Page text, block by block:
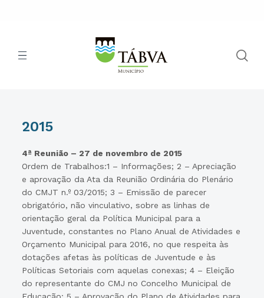
2015
4ª Reunião – 27 de novembro de 2015
Ordem de Trabalhos:1 – Informações; 2 – Apreciação
e aprovação da Ata da Reunião Ordinária do Plenário
do CMJT n.º 03/2015; 3 – Emissão de parecer
obrigatório, não vinculativo, sobre as linhas de
orientação geral da Política Municipal para a
Juventude, constantes no Plano Anual de Atividades e
Orçamento Municipal para 2016, no que respeita às
dotações afetas às políticas de Juventude e às
Políticas Setoriais com aquelas conexas; 4 – Eleição
do representante do CMJ no Concelho Municipal de